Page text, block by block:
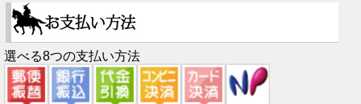
選べる8つの支払い方法